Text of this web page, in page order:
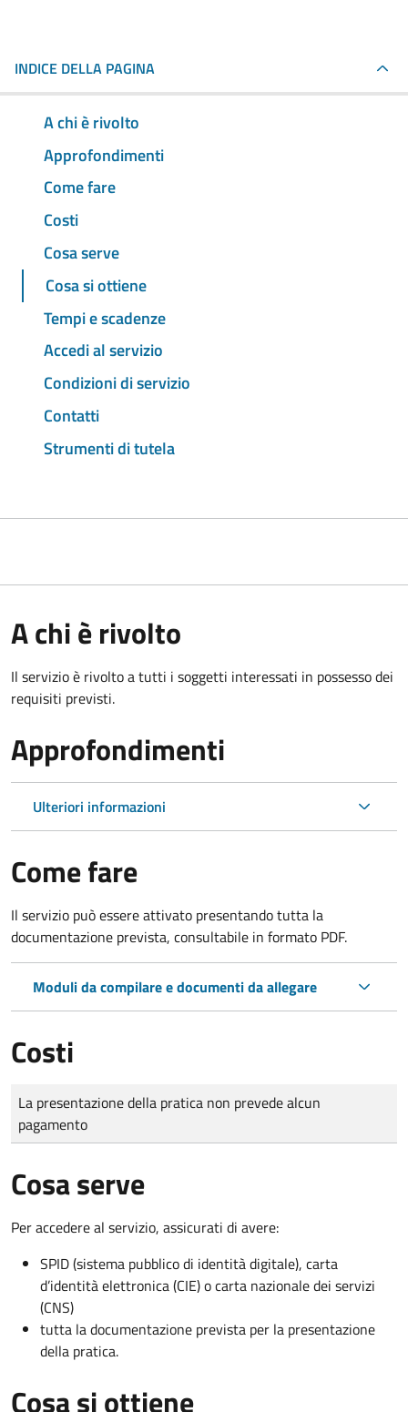
INDICE DELLA PAGINA
A chi è rivolto
Approfondimenti
Come fare
Costi
Cosa serve
Cosa si ottiene
Tempi e scadenze
Accedi al servizio
Condizioni di servizio
Contatti
Strumenti di tutela
A chi è rivolto
Il servizio è rivolto a tutti i soggetti interessati in possesso dei
requisiti previsti.
Approfondimenti
Ulteriori informazioni
Come fare
Il servizio può essere attivato presentando tutta la
documentazione prevista, consultabile in formato PDF.
Moduli da compilare e documenti da allegare
Costi
Tipo di pagamento
Importo
La presentazione della pratica non prevede alcun
pagamento
Cosa serve
Per accedere al servizio, assicurati di avere:
SPID (sistema pubblico di identità digitale), carta
d’identità elettronica (CIE) o carta nazionale dei servizi
(CNS)
tutta la documentazione prevista per la presentazione
della pratica.
Cosa si ottiene